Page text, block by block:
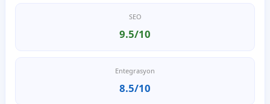
SEO
9.5/10
Entegrasyon
8.5/10